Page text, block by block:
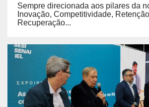
Sempre direcionada aos pilares da
Inovação, Competitividade,
Recuperação...